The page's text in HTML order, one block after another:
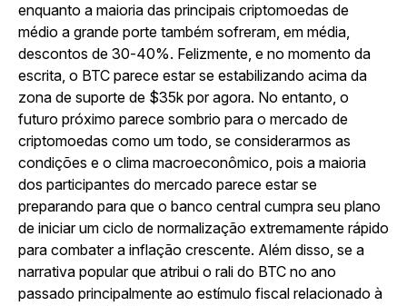
enquanto a maioria das principais criptomoedas de
médio a grande porte também sofreram, em média,
descontos de 30-40%. Felizmente, e no momento da
escrita, o BTC parece estar se estabilizando acima da
zona de suporte de $35k por agora. No entanto, o
futuro próximo parece sombrio para o mercado de
criptomoedas como um todo, se considerarmos as
condições e o clima macroeconômico, pois a maioria
dos participantes do mercado parece estar se
preparando para que o banco central cumpra seu plano
de iniciar um ciclo de normalização extremamente rápido
para combater a inflação crescente. Além disso, se a
narrativa popular que atribui o rali do BTC no ano
passado principalmente ao estímulo fiscal relacionado à